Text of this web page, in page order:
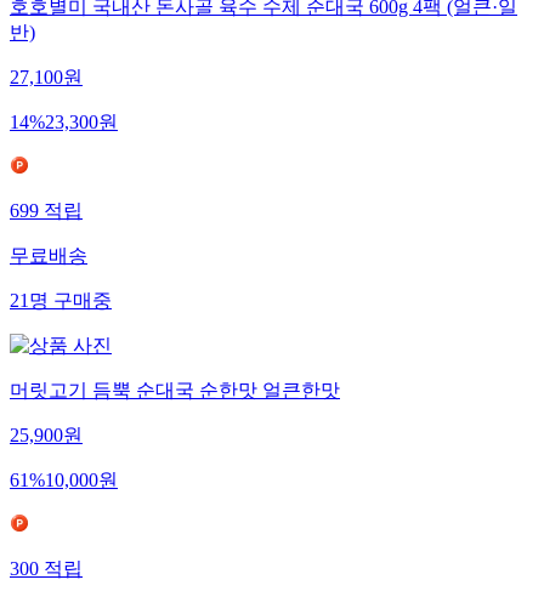
호호별미 국내산 돈사골 육수 수제 순대국 600g 4팩 (얼큰·일
반)
27,100원
14%23,300원
699적립
무료배송
21명구매중
머릿고기 듬뿍 순대국 순한맛 얼큰한맛
25,900원
61%10,000원
300적립